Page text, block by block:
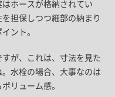
ホースが格納されてい
担保しつつ細部の納まり
ント。
が、これは、寸法を見た
水栓の場合、大事なのは
リューム感。